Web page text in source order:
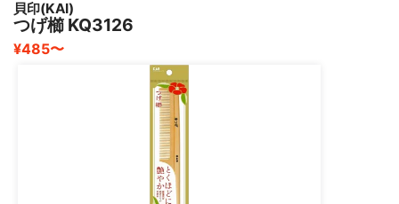
貝印(KAI)
つげ櫛 KQ3126
¥485〜